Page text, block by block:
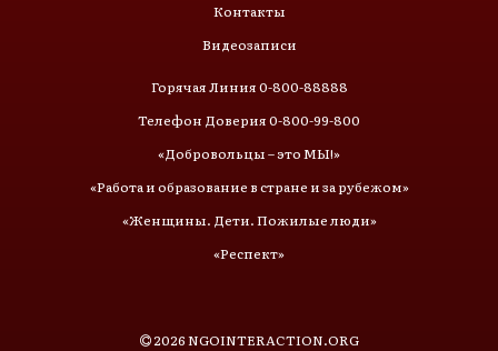
Контакты
Видеозаписи
Горячая Линия 0-800-88888
Телефон Доверия 0-800-99-800
«Добровольцы – это МЫ!»
«Работа и образование в стране и за рубежом»
«Женщины. Дети. Пожилые люди»
«Респект»
2026NGOINTERACTION.ORG